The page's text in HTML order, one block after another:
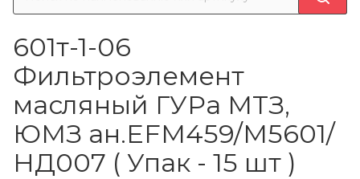
601т-1-06
Фильтроэлемент
масляный ГУРа МТЗ,
ЮМЗ ан.EFM459/М5601/
НД007 ( Упак - 15 шт )